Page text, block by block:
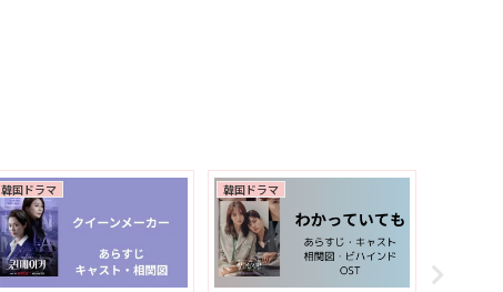
韓国ドラマ 韓国ドラマ